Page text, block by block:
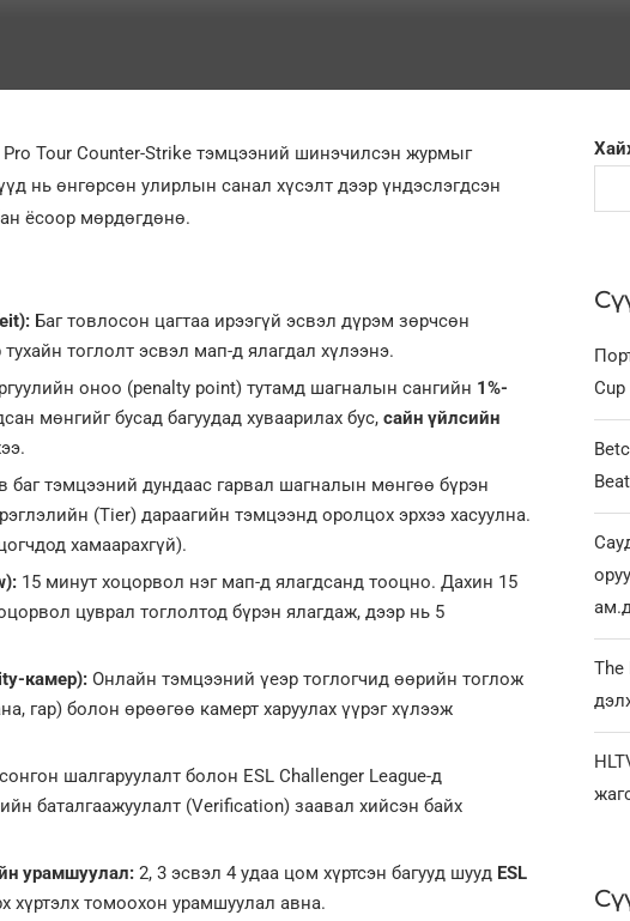
Pro Tour Counter-Strike тэмцээний шинэчилсэн журмыг
нь өнгөрсөн улирлын санал хүсэлт дээр үндэслэгдсэн
ёсоор мөрдөгдөнө.
Баг товлосон цагтаа ирээгүй эсвэл дүрэм зөрчсөн
тоглолт эсвэл мап-д ялагдал хүлээнэ.
оноо (penalty point) тутамд шагналын сангийн 1%-
мөнгийг бусад багуудад хуваарилах бус, сайн үйлсийн
баг тэмцээний дундаас гарвал шагналын мөнгөө бүрэн
(Tier) дараагийн тэмцээнд оролцох эрхээ хасуулна.
хамаарахгүй).
15 минут хоцорвол нэг мап-д ялагдсанд тооцно. Дахин 15
цуврал тоглолтод бүрэн ялагдаж, дээр нь 5
камер):Онлайн тэмцээний үеэр тоглогчид өөрийн тоглож
гар) болон өрөөгөө камерт харуулах үүрэг хүлээж
шалгаруулалт болон ESL Challenger League-д
баталгаажуулалт (Verification) заавал хийсэн байх
урамшуулал:2, 3 эсвэл 4 удаа цом хүртсэн багууд шууд ESL
хүртэлх томоохон урамшуулал авна.
The